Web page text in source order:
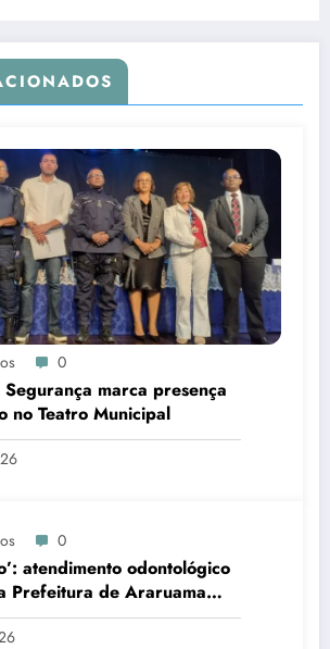
0
marca presença
no Teatro Municipal
0
atendimento odontológico
Prefeitura de Araruama
de famílias atípicas